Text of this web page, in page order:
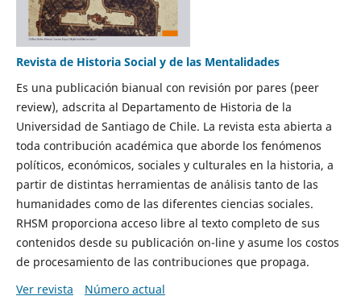
Revista de Historia Social y de las Mentalidades
Es una publicación bianual con revisión por pares (peer
review), adscrita al Departamento de Historia de la
Universidad de Santiago de Chile. La revista esta abierta a
toda contribución académica que aborde los fenómenos
políticos, económicos, sociales y culturales en la historia, a
partir de distintas herramientas de análisis tanto de las
humanidades como de las diferentes ciencias sociales.
RHSM proporciona acceso libre al texto completo de sus
contenidos desde su publicación on-line y asume los costos
de procesamiento de las contribuciones que propaga.
Ver revista
Número actual